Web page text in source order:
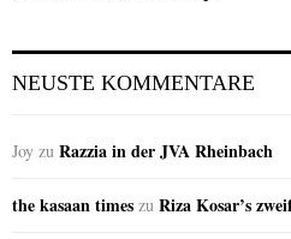
NEUSTE KOMMENTARE
Joy zu Razzia in der JVA Rheinbach
the kasaan times zu Riza Kosar’s